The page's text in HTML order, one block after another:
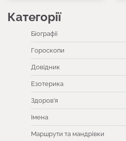
Категорії
Біографії
Гороскопи
Довідник
Езотерика
Здоров’я
Імена
Маршрути та мандрівки